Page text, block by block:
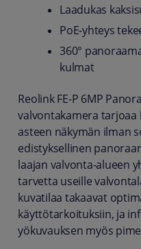
Laadukas
PoE-yhteys
360°
kulmat
Reolink FE-P 6MP
valvontakamera tarjoaa
asteen näkymän ilman
edistyksellinen
laajan valvonta-alueen
tarvetta useille
kuvatilaa takaavat
käyttötarkoituksiin, ja
yökuvauksen myös